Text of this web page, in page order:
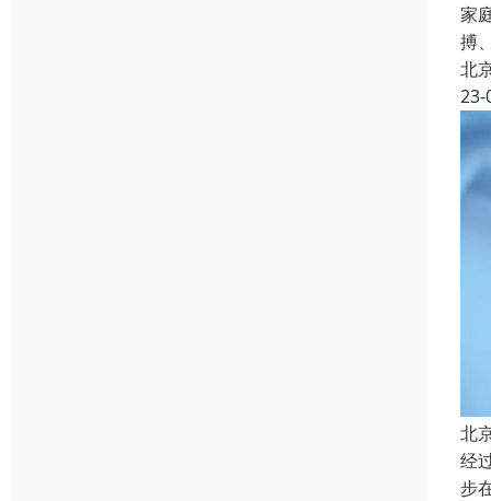
家
搏
北
23-
北
经
步